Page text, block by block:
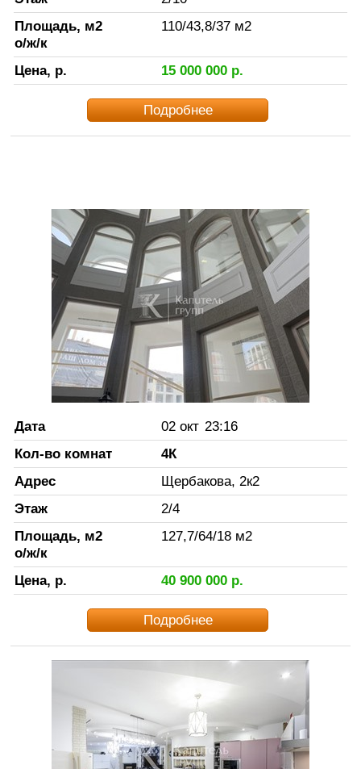
Площадь, м2
о/ж/к
110/43,8/37 м2
Цена, р. 15 000 000р.
Подробнее
Дата 02 окт 23:16
Кол-во комнат
4К
Адрес
Щербакова, 2к2
Этаж
2/4
Площадь, м2
о/ж/к
127,7/64/18 м2
Цена, р. 40 900 000р.
Подробнее